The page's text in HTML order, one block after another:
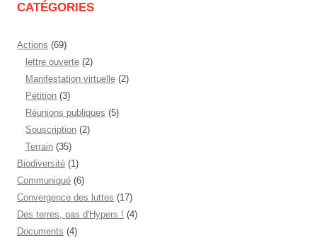
CATÉGORIES
Actions (69)
lettre ouverte (2)
Manifestation virtuelle (2)
Pétition (3)
Réunions publiques (5)
Souscription (2)
Terrain (35)
Biodiversité (1)
Communiqué (6)
Convergence des luttes (17)
Des terres, pas d'Hypers ! (4)
Documents (4)